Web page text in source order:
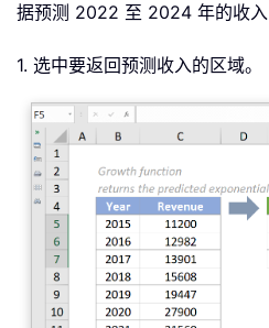
据预测 2022 至 2024 年的收入
1. 选中要返回预测收入的区域。